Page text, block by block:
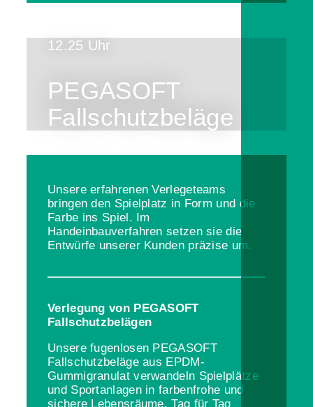
12.25 Uhr
PEGASOFT
Fallschutzbeläge
Unsere erfahrenen Verlegeteams
bringen den Spielplatz in Form und die
Farbe ins Spiel. Im
Handeinbauverfahren setzen sie die
Entwürfe unserer Kunden präzise um.
Verlegung von PEGASOFT
Fallschutzbelägen
Unsere fugenlosen PEGASOFT
Fallschutzbeläge aus EPDM-
Gummigranulat verwandeln Spielplätze
und Sportanlagen in farbenfrohe und
sichere Lebensräume. Tag für Tag